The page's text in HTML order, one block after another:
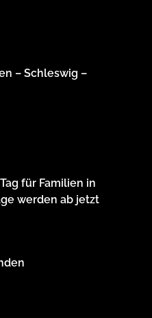
– Schleswig –
für Familien in
werden ab jetzt